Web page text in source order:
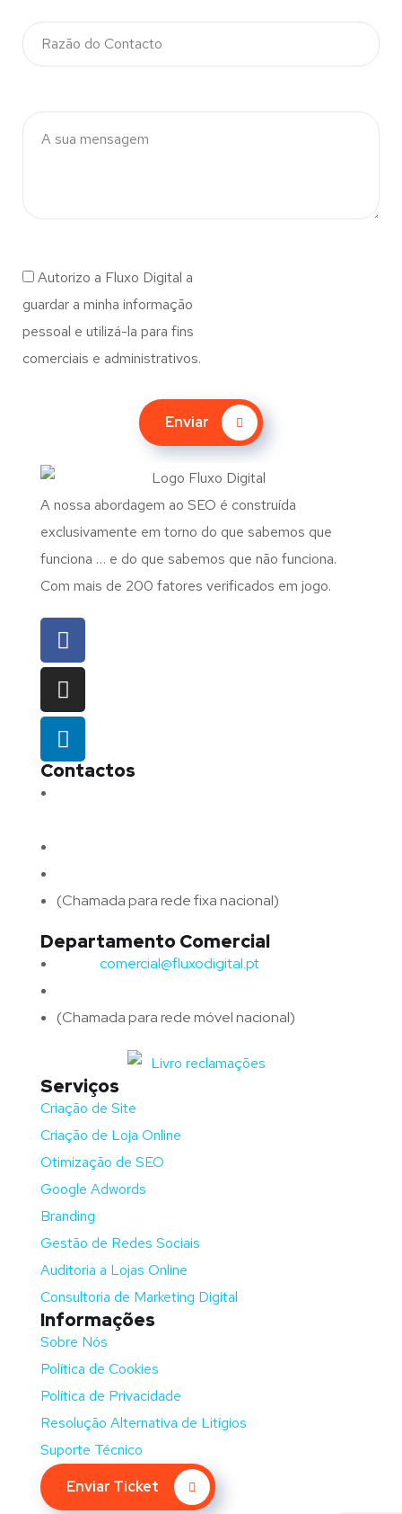
Autorizo a Fluxo Digital a
guardar a minha informação
pessoal e utilizá-la para fins
comerciais e administrativos.
Enviar
A nossa abordagem ao SEO é construída
exclusivamente em torno do que sabemos que
funciona … e do que sabemos que não funciona.
Com mais de 200 fatores verificados em jogo.
Contactos
(Chamada para rede fixa nacional)
Departamento Comercial
comercial@fluxodigital.pt
(Chamada para rede móvel nacional)
Serviços
Criação de Site
Criação de Loja Online
Otimização de SEO
Google Adwords
Branding
Gestão de Redes Sociais
Auditoria a Lojas Online
Consultoria de Marketing Digital
Informações
Sobre Nós
Política de Cookies
Política de Privacidade
Resolução Alternativa de Litígios
Suporte Técnico
Enviar Ticket